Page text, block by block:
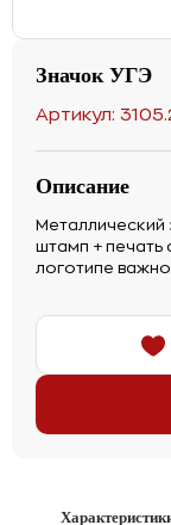
Значок УГЭ
Артикул:
Описание
Металлический
штамп + печать
логотипе